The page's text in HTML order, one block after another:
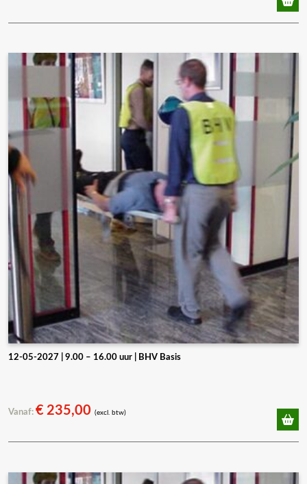
12-05-2027 | 9.00 – 16.00 uur | BHV Basis
Vanaf: € 235,00 (excl. btw)